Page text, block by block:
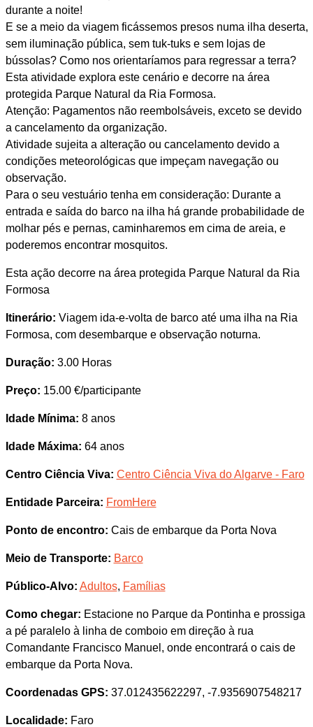
durante a noite!
E se a meio da viagem ficássemos presos numa ilha deserta,
sem iluminação pública, sem tuk-tuks e sem lojas de
bússolas? Como nos orientaríamos para regressar a terra?
Esta atividade explora este cenário e decorre na área
protegida Parque Natural da Ria Formosa.
Atenção: Pagamentos não reembolsáveis, exceto se devido
a cancelamento da organização.
Atividade sujeita a alteração ou cancelamento devido a
condições meteorológicas que impeçam navegação ou
observação.
Para o seu vestuário tenha em consideração: Durante a
entrada e saída do barco na ilha há grande probabilidade de
molhar pés e pernas, caminharemos em cima de areia, e
poderemos encontrar mosquitos.
Esta ação decorre na área protegida Parque Natural da Ria
Formosa
Itinerário: Viagem ida-e-volta de barco até uma ilha na Ria
Formosa, com desembarque e observação noturna.
Duração: 3.00 Horas
Preço: 15.00 €/participante
Idade Mínima: 8 anos
Idade Máxima: 64 anos
Centro Ciência Viva: Centro Ciência Viva do Algarve - Faro
Entidade Parceira: FromHere
Ponto de encontro: Cais de embarque da Porta Nova
Meio de Transporte: Barco
Público-Alvo: Adultos, Famílias
Como chegar: Estacione no Parque da Pontinha e prossiga
a pé paralelo à linha de comboio em direção à rua
Comandante Francisco Manuel, onde encontrará o cais de
embarque da Porta Nova.
Coordenadas GPS: 37.012435622297, -7.9356907548217
Localidade: Faro